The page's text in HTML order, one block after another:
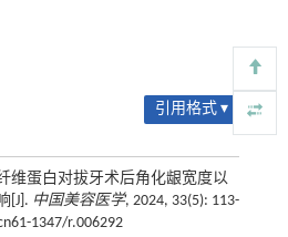
引用格式 ▾
维蛋白对拔牙术后角化龈宽度以
[J]. 中国美容医学, 2024, 33(5): 113-
1347/r.006292